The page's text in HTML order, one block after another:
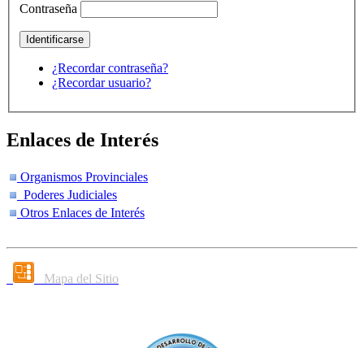
Contraseña
¿Recordar contraseña?
¿Recordar usuario?
Enlaces de Interés
Organismos Provinciales
Poderes Judiciales
Otros Enlaces de Interés
Mapa del Sitio